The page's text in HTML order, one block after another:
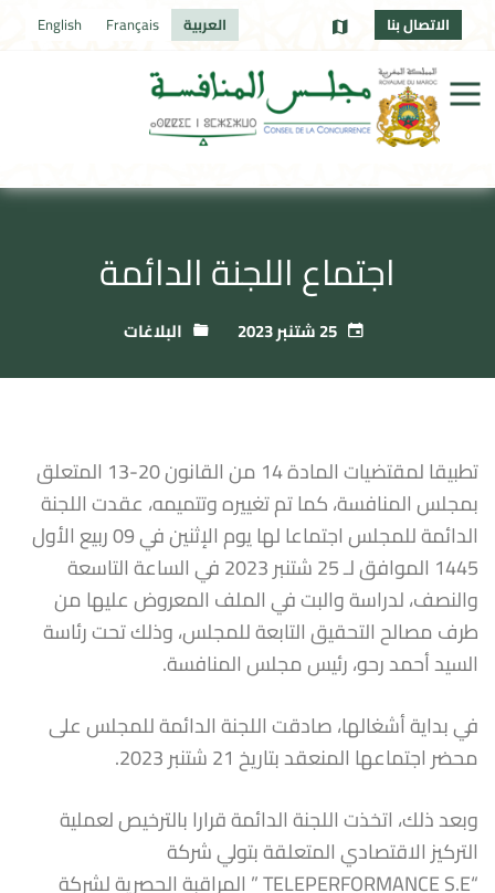
الاتصال بنا العربية Français
English
اجتماع اللجنة الدائمة
البلاغات
تطبيقا لمقتضيات المادة 14 من القانون 20-13 المتعلق
بمجلس المنافسة، كما تم تغييره وتتميمه، عقدت اللجنة
الدائمة للمجلس اجتماعا لها يوم الإثنين في 09 ربيع الأول
1445 الموافق لـ 25 شتنبر 2023 في الساعة التاسعة
والنصف، لدراسة والبت في الملف المعروض عليها من
طرف مصالح التحقيق التابعة للمجلس، وذلك تحت رئاسة
السيد أحمد رحو، رئيس مجلس المنافسة.
في بداية أشغالها، صادقت اللجنة الدائمة للمجلس على
محضر اجتماعها المنعقد بتاريخ 21 شتنبر 2023.
وبعد ذلك، اتخذت اللجنة الدائمة قرارا بالترخيص لعملية
التركيز الاقتصادي المتعلقة بتولي شركة
“TELEPERFORMANCE S.E ” المراقبة الحصرية لشركة